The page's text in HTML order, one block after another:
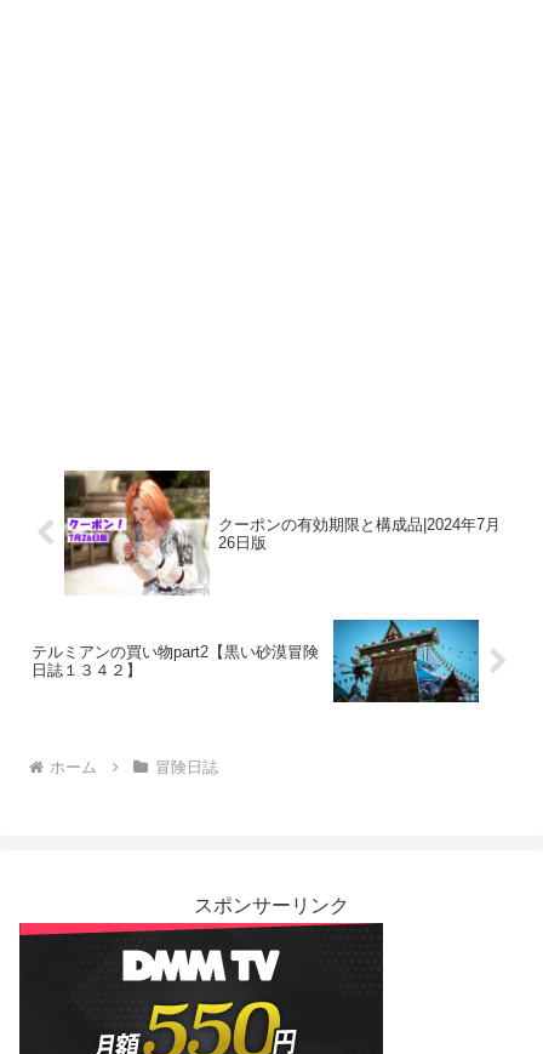
クーポンの有効期限と構成品|2024年7月
26日版
テルミアンの買い物part2【黒い砂漠冒険
日誌１３４２】
ホーム 冒険日誌
スポンサーリンク